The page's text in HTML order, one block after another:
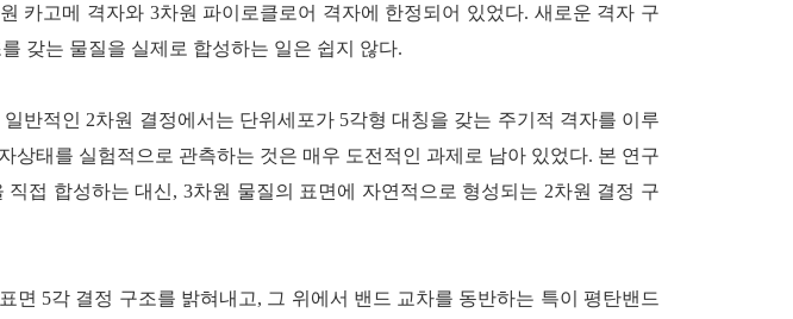
카고메 격자와 3차원 파이로클로어 격자에 한정되어 있었다. 새로운 격자 구
갖는 물질을 실제로 합성하는 일은 쉽지 않다.
반적인 2차원 결정에서는 단위세포가 5각형 대칭을 갖는 주기적 격자를 이루
태를 실험적으로 관측하는 것은 매우 도전적인 과제로 남아 있었다. 본 연구
접 합성하는 대신, 3차원 물질의 표면에 자연적으로 형성되는 2차원 결정 구
면 5각 결정 구조를 밝혀내고, 그 위에서 밴드 교차를 동반하는 특이 평탄밴드